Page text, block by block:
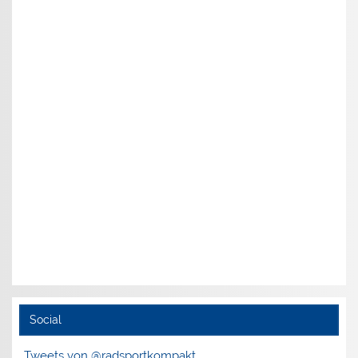
Social